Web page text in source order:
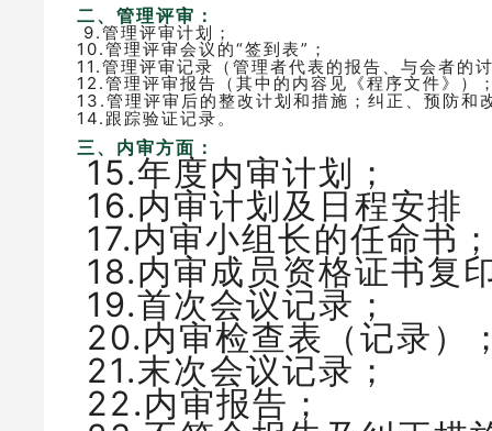
二、管理评审：
9.管理评审计划；
10.管理评审会议的“签到表”；
11.管理评审记录（管理者代表的报告、与会者的
12.管理评审报告（其中的内容见《程序文件》
13.管理评审后的整改计划和措施；纠正、预防和
14.跟踪验证记录。
三、内审方面：
15.年度内审计划；
16.内审计划及日程安排
17.内审小组长的任命书
18.内审成员资格证书复
19.首次会议记录；
20.内审检查表（记录
21.末次会议记录；
22.内审报告；